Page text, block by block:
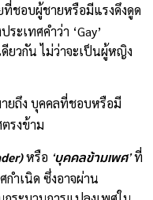
ชอบผู้ชายหรือมีแรงดึงดูด
ะเทศคำว่า ‘Gay’
ยวกัน ไม่ว่าจะเป็นผู้หญิง
ยถึง บุคคลที่ชอบหรือมี
รงข้าม
หรือ ‘บุคคลข้ามเพศ’ที่
ำเนิด ซึ่งอาจผ่าน